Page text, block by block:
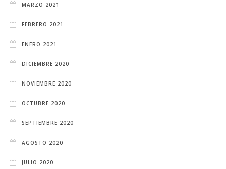
MARZO 2021
FEBRERO 2021
ENERO 2021
DICIEMBRE 2020
NOVIEMBRE 2020
OCTUBRE 2020
SEPTIEMBRE 2020
AGOSTO 2020
JULIO 2020